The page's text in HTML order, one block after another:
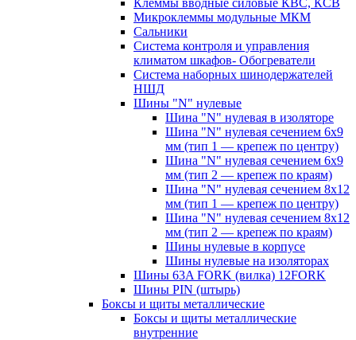
Клеммы вводные силовые КВС, КСВ
Микроклеммы модульные МКМ
Сальники
Система контроля и управления
климатом шкафов- Обогреватели
Система наборных шинодержателей
НШД
Шины "N" нулевые
Шина "N" нулевая в изоляторе
Шина "N" нулевая сечением 6х9
мм (тип 1 — крепеж по центру)
Шина "N" нулевая сечением 6х9
мм (тип 2 — крепеж по краям)
Шина "N" нулевая сечением 8х12
мм (тип 1 — крепеж по центру)
Шина "N" нулевая сечением 8х12
мм (тип 2 — крепеж по краям)
Шины нулевые в корпусе
Шины нулевые на изоляторах
Шины 63A FORK (вилка) 12FORK
Шины PIN (штырь)
Боксы и щиты металлические
Боксы и щиты металлические
внутренние